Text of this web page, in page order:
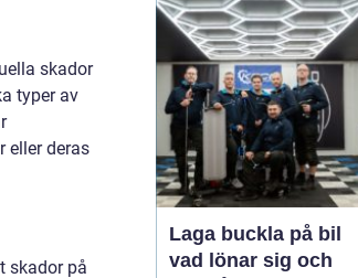
skador
typer av
eller deras
skador på
när sommarregnet gör
vägarna hala. Med rätt
kunskap om däck, da...
Laga buckla på bil
vad lönar sig och